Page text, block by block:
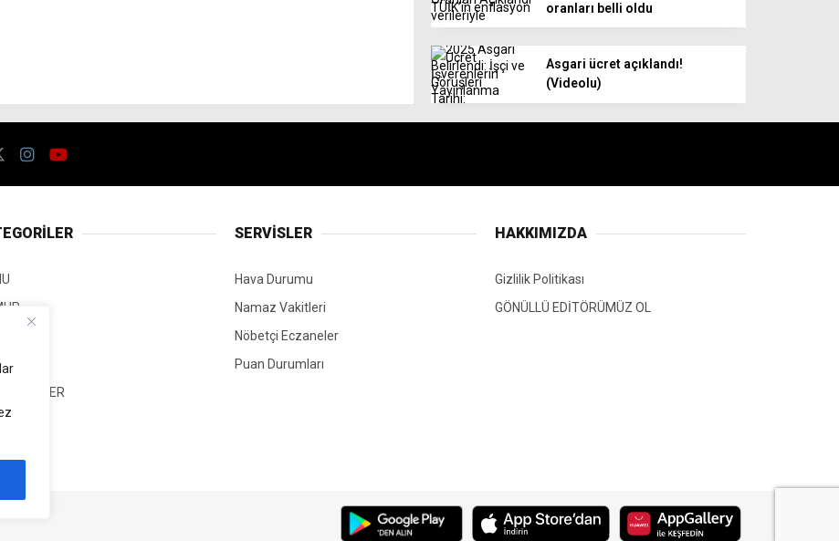
oranları belli oldu
Asgari ücret açıklandı!
(Videolu)
HABER
SERVİSLER
Hava Durumu
Namaz Vakitleri
Nöbetçi Eczaneler
Puan Durumları
HAKKIMIZDA
Gizlilik Politikası
GÖNÜLLÜ EDİTÖRÜMÜZ OL